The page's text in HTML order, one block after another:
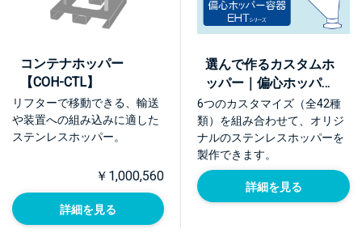
コンテナホッパー
【COH-CTL】
リフターで移動できる、輸送
や装置への組み込みに適した
ステンレスホッパー。
￥1,000,560
詳細を見る
選んで作るカスタムホ
ッパー｜偏心ホッパー
容器 EHTシリーズ
6つのカスタマイズ（全42種
類）を組み合わせて、オリジ
ナルのステンレスホッパーを
製作できます。
詳細を見る